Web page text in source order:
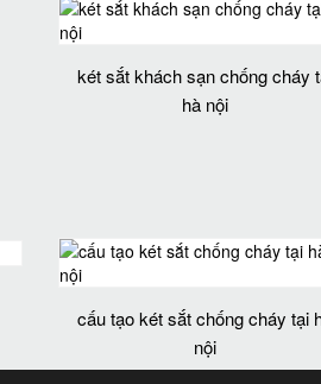
két sắt khách sạn chống cháy
hà nội
cấu tạo két sắt chống cháy tại
nội